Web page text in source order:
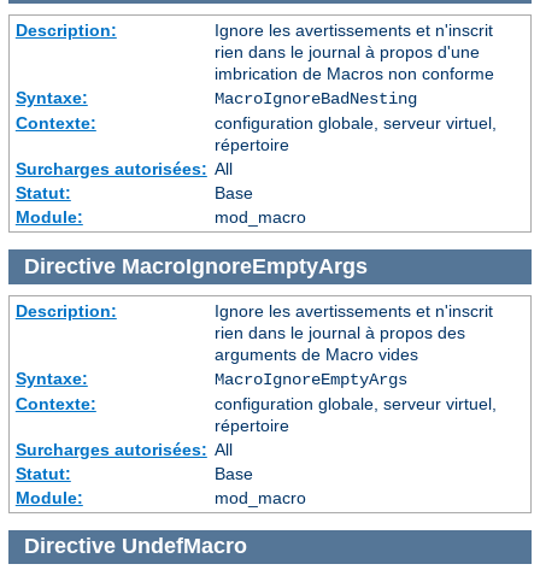
Description:
Ignore les avertissements et n'inscrit
rien dans le journal à propos d'une
imbrication de Macros non conforme
Syntaxe:
MacroIgnoreBadNesting
Contexte:
configuration globale, serveur virtuel,
répertoire
Surcharges autorisées: All
Statut:
Base
Module:
mod_macro
Directive MacroIgnoreEmptyArgs
Description:
Ignore les avertissements et n'inscrit
rien dans le journal à propos des
arguments de Macro vides
Syntaxe:
MacroIgnoreEmptyArgs
Contexte:
configuration globale, serveur virtuel,
répertoire
Surcharges autorisées: All
Statut:
Base
Module:
mod_macro
Directive UndefMacro